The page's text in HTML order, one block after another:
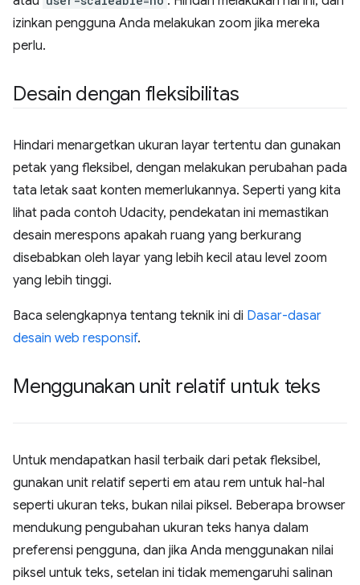
izinkan pengguna Anda melakukan zoom jika mereka
perlu.
Desain dengan fleksibilitas
Hindari menargetkan ukuran layar tertentu dan gunakan
petak yang fleksibel, dengan melakukan perubahan pada
tata letak saat konten memerlukannya. Seperti yang kita
lihat pada contoh Udacity, pendekatan ini memastikan
desain merespons apakah ruang yang berkurang
disebabkan oleh layar yang lebih kecil atau level zoom
yang lebih tinggi.
Baca selengkapnya tentang teknik ini di Dasar-dasar
desain web responsif.
Menggunakan unit relatif untuk teks
Untuk mendapatkan hasil terbaik dari petak fleksibel,
gunakan unit relatif seperti em atau rem untuk hal-hal
seperti ukuran teks, bukan nilai piksel. Beberapa browser
mendukung pengubahan ukuran teks hanya dalam
preferensi pengguna, dan jika Anda menggunakan nilai
piksel untuk teks, setelan ini tidak memengaruhi salinan